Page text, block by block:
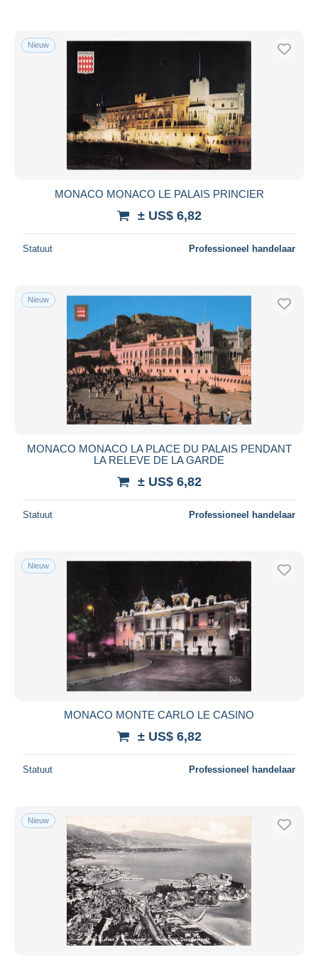
Nieuw
MONACO MONACO LE PALAIS PRINCIER
± US$ 6,82
Statuut Professioneel handelaar
Nieuw
MONACO MONACO LA PLACE DU PALAIS PENDANT
LA RELEVE DE LA GARDE
± US$ 6,82
Statuut Professioneel handelaar
Nieuw
MONACO MONTE CARLO LE CASINO
± US$ 6,82
Statuut Professioneel handelaar
Nieuw